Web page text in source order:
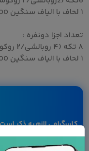
۱ لحاف با الیاف سنگین 300 گرم)
تعداد اجزا دونفره :
۸ تکه (۴ روبالشی/۲ روکوسن/۱ روکش تشک
۱ لحاف با الیاف سنگین 300 گرم)
کاربرگرامی لازم به ذکر
کالا بین ۷ الی ۱۰ روز کاری می باشد.